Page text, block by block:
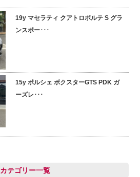
19y マセラティ クアトロポルテ S グラ
ンスポー･･･
15y ポルシェ ボクスターGTS PDK ガ
ーズレ･･･
カテゴリー一覧